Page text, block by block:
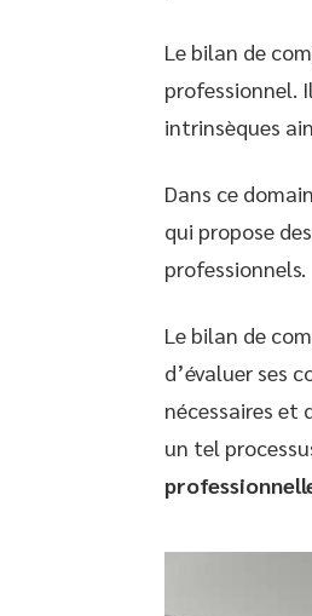
Le bilan de
professionnel.
intrinsèques
Dans ce
qui propose
professionnels.
Le bilan de
d’évaluer ses
nécessaires et
un tel